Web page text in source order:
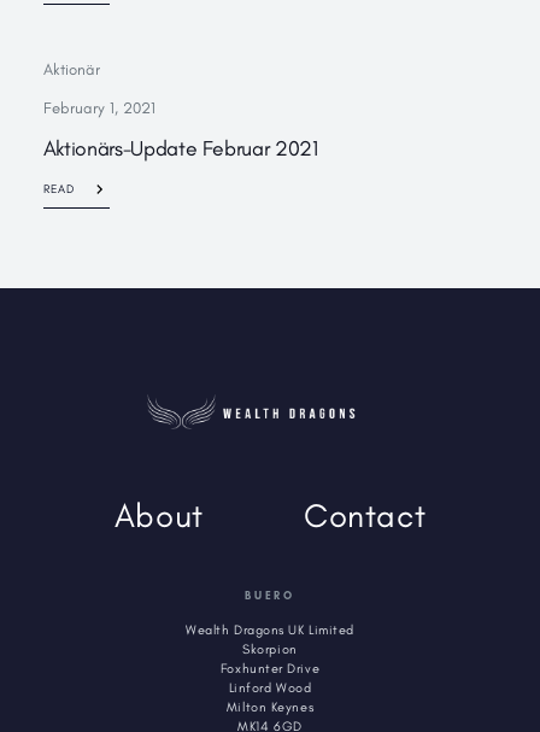
Aktionär
February 1, 2021
Aktionärs-Update Februar 2021
READ
About Contact
BUERO
Wealth Dragons UK Limited
Skorpion
Foxhunter Drive
Linford Wood
Milton Keynes
MK14 6GD